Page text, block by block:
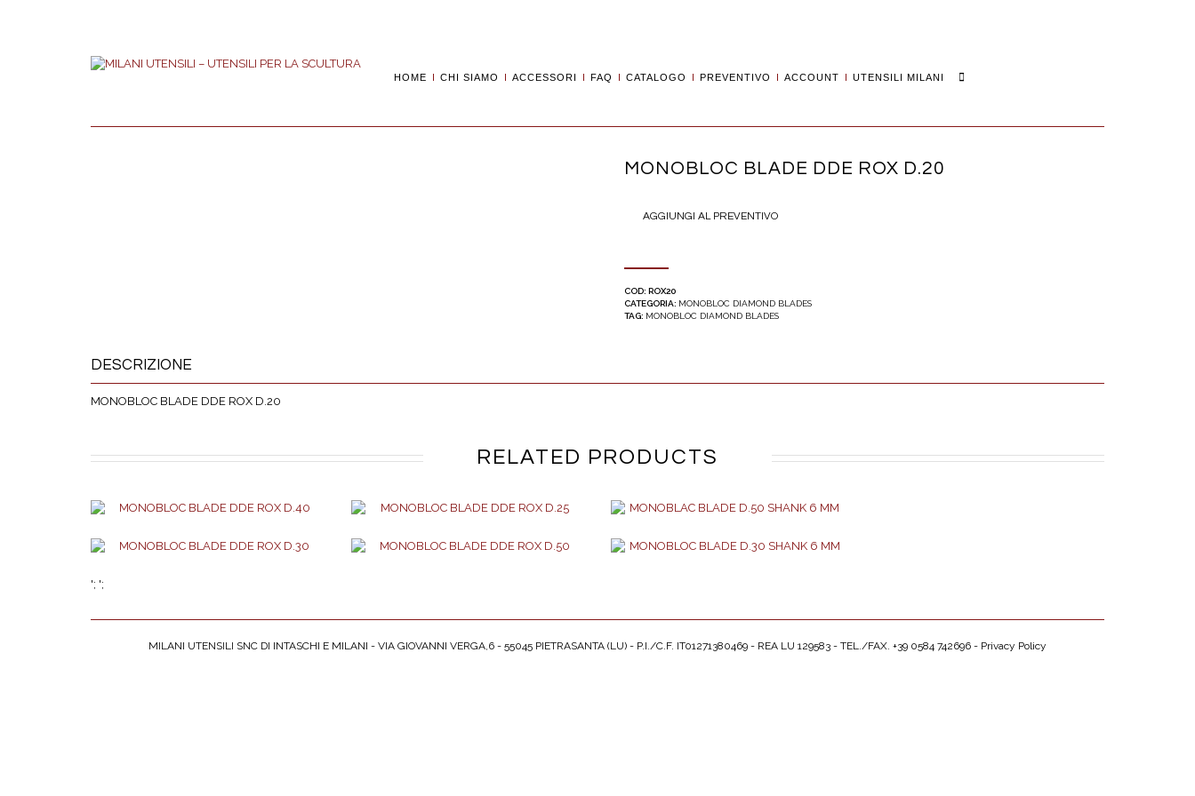
HOME CHI SIAMO ACCESSORI FAQ CATALOGO PREVENTIVO ACCOUNT UTENSILI MILANI
MONOBLOC BLADE DDE ROX D.20
AGGIUNGI AL PREVENTIVO
COD: ROX20
CATEGORIA: MONOBLOC DIAMOND BLADES
TAG: MONOBLOC DIAMOND BLADES
DESCRIZIONE
MONOBLOC BLADE DDE ROX D.20
RELATED PRODUCTS
'; ';
MILANI UTENSILI SNC DI INTASCHI E MILANI - VIA GIOVANNI VERGA,6 - 55045 PIETRASANTA (LU) - P.I./C.F. IT01271380469 - REA LU 129583 - TEL./FAX. +39 0584 742696 - Privacy Policy